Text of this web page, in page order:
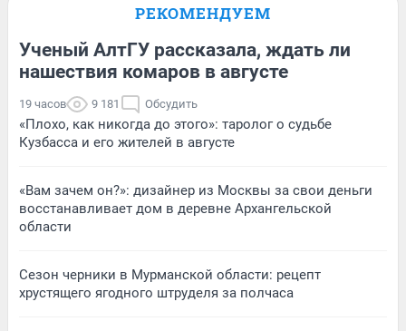
РЕКОМЕНДУЕМ
Ученый АлтГУ рассказала, ждать ли
нашествия комаров в августе
19 часов 9 181 Обсудить
«Плохо, как никогда до этого»: таролог о судьбе
Кузбасса и его жителей в августе
«Вам зачем он?»: дизайнер из Москвы за свои деньги
восстанавливает дом в деревне Архангельской
области
Сезон черники в Мурманской области: рецепт
хрустящего ягодного штруделя за полчаса